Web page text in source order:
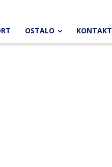
OSTALO KONTAKT